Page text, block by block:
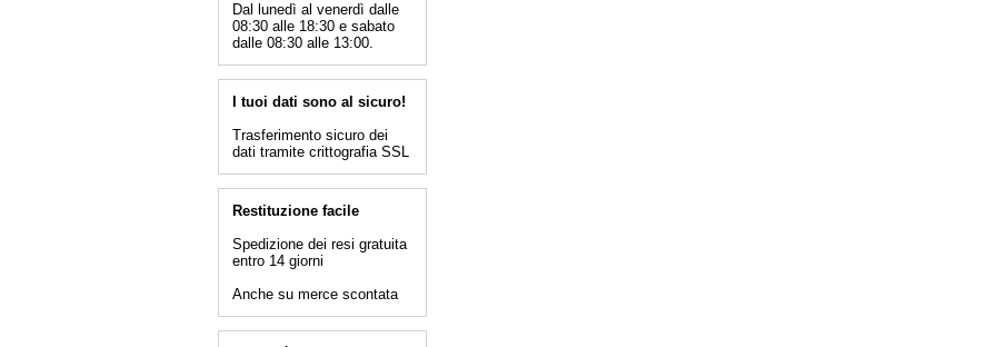
Dal lunedì al venerdì dalle
08:30 alle 18:30 e sabato
dalle 08:30 alle 13:00.
I tuoi dati sono al sicuro!
Trasferimento sicuro dei
dati tramite crittografia SSL
Restituzione facile
Spedizione dei resi gratuita
entro 14 giorni
Anche su merce scontata